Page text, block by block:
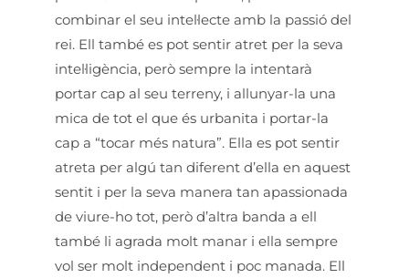
combinar el seu intel·lecte amb la passió del
rei. Ell també es pot sentir atret per la seva
intel·ligència, però sempre la intentarà
portar cap al seu terreny, i allunyar-la una
mica de tot el que és urbanita i portar-la
cap a “tocar més natura”. Ella es pot sentir
atreta per algú tan diferent d’ella en aquest
sentit i per la seva manera tan apassionada
de viure-ho tot, però d’altra banda a ell
també li agrada molt manar i ella sempre
vol ser molt independent i poc manada. Ell